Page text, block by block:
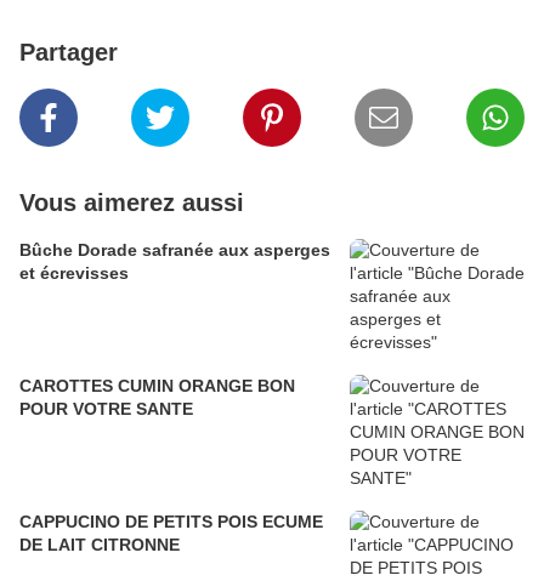
Partager
Vous aimerez aussi
Bûche Dorade safranée aux asperges
et écrevisses
CAROTTES CUMIN ORANGE BON
POUR VOTRE SANTE
CAPPUCINO DE PETITS POIS ECUME
DE LAIT CITRONNE